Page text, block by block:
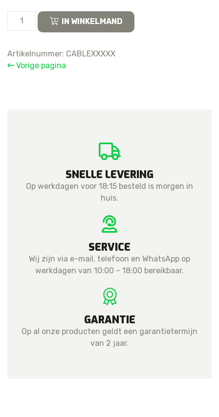
25W
USB-
to
USB-
IN WINKELMAND
Artikelnummer: CABLEXXXXX
Vorige pagina
SNELLE LEVERING
Op werkdagen voor 18:15 besteld is morgen in
huis.
SERVICE
Wij zijn via e-mail, telefoon en WhatsApp op
werkdagen van 10:00 – 18:00 bereikbaar.
GARANTIE
Op al onze producten geldt een garantietermijn
van 2 jaar.